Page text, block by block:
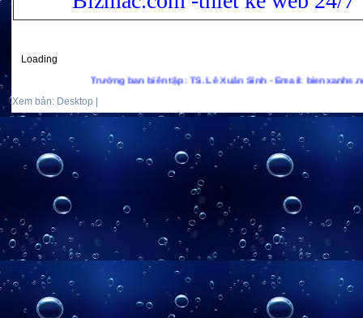
Loading
Trưởng ban biên tập: TS. Lê Xuân Sinh - Email:
Xem bản: Desktop |